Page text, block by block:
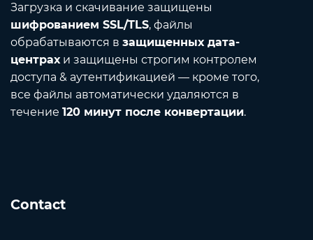
Загрузка и скачивание защищены
шифрованием SSL/TLS, файлы
обрабатываются в защищенных дата-
центрахи защищены строгим контролем
доступа & аутентификацией — кроме того,
все файлы автоматически удаляются в
течение 120 минут после конвертации.
Contact